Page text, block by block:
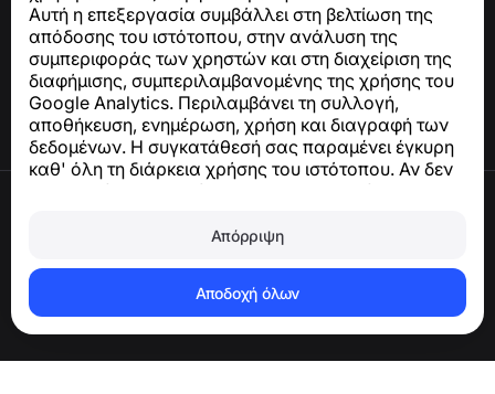
Αυτή η επεξεργασία συμβάλλει στη βελτίωση της
απόδοσης του ιστότοπου, στην ανάλυση της
συμπεριφοράς των χρηστών και στη διαχείριση της
διαφήμισης, συμπεριλαμβανομένης της χρήσης του
Google Analytics. Περιλαμβάνει τη συλλογή,
αποθήκευση, ενημέρωση, χρήση και διαγραφή των
δεδομένων. Η συγκατάθεσή σας παραμένει έγκυρη
καθ' όλη τη διάρκεια χρήσης του ιστότοπου. Αν δεν
συμφωνείτε, σταματήστε να χρησιμοποιείτε τον
ρυθμίσεις του προγράμματος περιήγησής σας.
Απόρριψη
Αποδοχή όλων
Ειδήσεις και Άρθρα
Σχετικά με το έργο
Επαφές
Διαγραφή λογαριασμού και δεδομένων